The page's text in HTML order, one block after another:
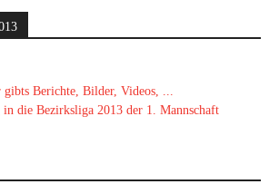
gibts Berichte, Bilder, Videos, ...
die Bezirksliga 2013 der 1. Mannschaft